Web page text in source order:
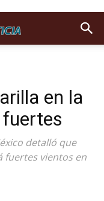
en la
detalló que
fuertes vientos en